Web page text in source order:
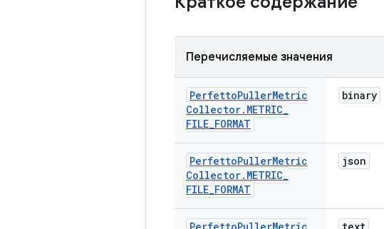
Перечисляемые значения
PerfettoPullerMetric
Collector. METRIC_
FILE_FORMAT
binary
PerfettoPullerMetric
Collector. METRIC_
FILE_FORMAT
json